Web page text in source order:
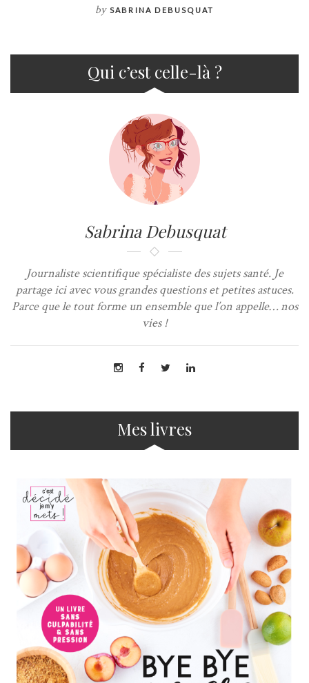
by SABRINA DEBUSQUAT
Qui c’est celle-là ?
Sabrina Debusquat
Journaliste scientifique spécialiste des sujets santé. Je
partage ici avec vous grandes questions et petites astuces.
Parce que le tout forme un ensemble que l’on appelle… nos
vies !
Mes livres